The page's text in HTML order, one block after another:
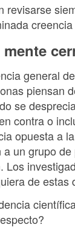
revisarse
general
piensan
se
contra o
opuesta a
un grupo
Los
de estas